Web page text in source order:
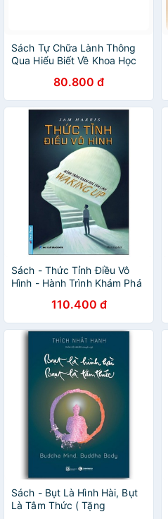
Sách Tự Chữa Lành Thông
Qua Hiểu Biết Về Khoa Học
80.800 đ
Sách - Thức Tỉnh Điều Vô
Hình - Hành Trình Khám Phá
110.400 đ
Sách - Bụt Là Hình Hài, Bụt
Là Tâm Thức ( Tặng